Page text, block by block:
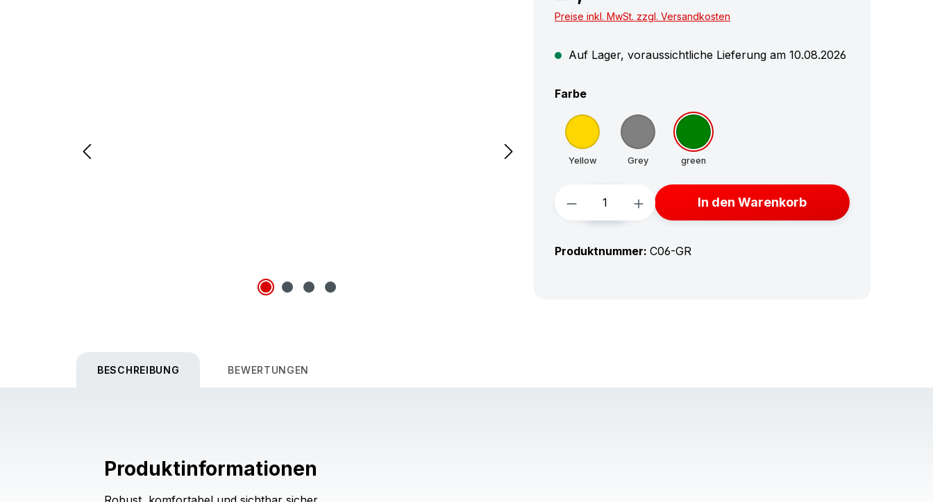
Preise inkl. MwSt. zzgl. Versandkosten
Auf Lager, voraussichtliche Lieferung am 10.08.2026
Farbeauswählen
Yellow Grey green
Produkt Anzahl: Gib den gewünschten Wert
In den Warenkorb
Produktnummer: C06-GR
BESCHREIBUNG BEWERTUNGEN
Produktinformationen